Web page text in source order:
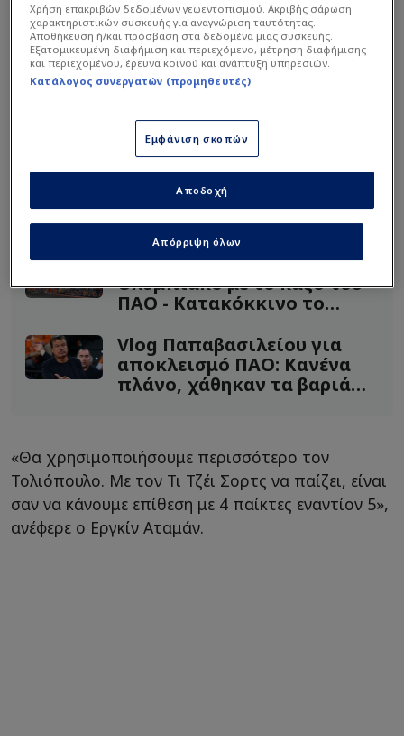
Στο ημίχρονο του Game 5 απέναντι στη
χαρακτηριστικά πως η ομάδα του είναι σα να
κάνει επίθεση με... τέσσερις παίκτες αντί για
πέντε όταν ο Σορτς βρίσκεται στο παρκέ!
Διαβάστε επίσης...
Πανηγυρίζουν στον
Ολυμπιακό με το κάζο του
ΠΑΟ - Κατακόκκινο το
Vlog Παπαβασιλείου για
αποκλεισμό ΠΑΟ: Κανένα
πλάνο, χάθηκαν τα βαριά…
«Θα χρησιμοποιήσουμε περισσότερο τον
Τολιόπουλο. Με τον Τι Τζέι Σορτς να παίζει, είναι
σαν να κάνουμε επίθεση με 4 παίκτες εναντίον 5»,
ανέφερε ο Εργκίν Αταμάν.
Χρήση επακριβών δεδομένων γεωεντοπισμού. Ακριβής σάρωση
χαρακτηριστικών συσκευής για αναγνώριση ταυτότητας.
Αποθήκευση ή/και πρόσβαση στα δεδομένα μιας συσκευής.
Εξατομικευμένη διαφήμιση και περιεχόμενο, μέτρηση διαφήμισης
και περιεχομένου, έρευνα κοινού και ανάπτυξη υπηρεσιών.
Κατάλογος συνεργατών (προμηθευτές)
Εμφάνιση σκοπών
Απόρριψη όλων
Αποδοχή